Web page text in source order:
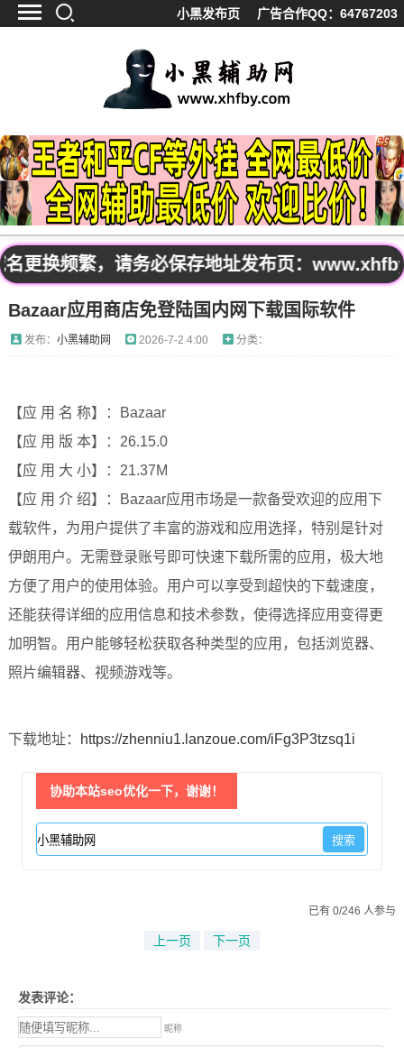
小黑发布页 广告合作QQ：64767203
精品软件
源码分享
资源宝库
影视解析
站内公告
更换频繁，请务必保存地址发布页：
Bazaar应用商店免登陆国内网下载国际软件
发布： 小黑辅助网 2026-7-2 4:00 分类：
【应 用 名 称】：Bazaar
【应 用 版 本】：26.15.0
【应 用 大 小】：21.37M
【应 用 介 绍】：Bazaar应用市场是一款备受欢迎的应用下
载软件，为用户提供了丰富的游戏和应用选择，特别是针对
伊朗用户。无需登录账号即可快速下载所需的应用，极大地
方便了用户的使用体验。用户可以享受到超快的下载速度，
还能获得详细的应用信息和技术参数，使得选择应用变得更
加明智。用户能够轻松获取各种类型的应用，包括浏览器、
照片编辑器、视频游戏等。
下载地址： https://zhenniu1.lanzoue.com/iFg3P3tzsq1i
协助本站seo优化一下，谢谢！
已有 0/246 人参与
上一页 下一页
发表评论：
昵称